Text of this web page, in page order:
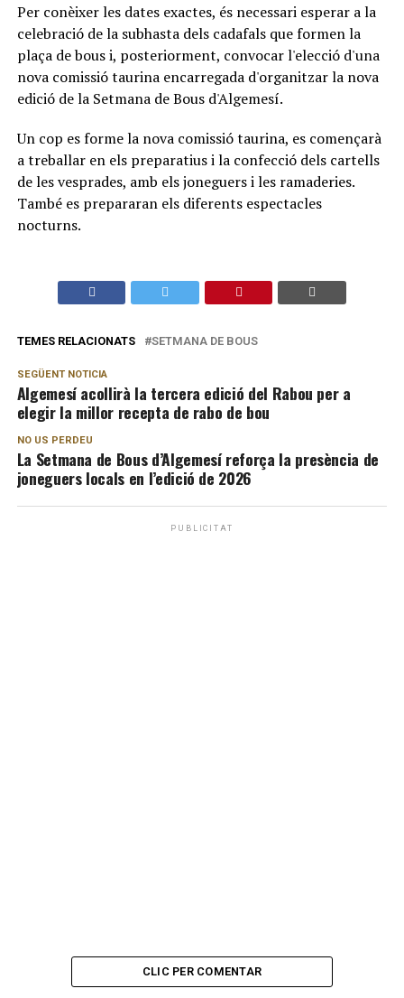
Per conèixer les dates exactes, és necessari esperar a la
celebració de la subhasta dels cadafals que formen la
plaça de bous i, posteriorment, convocar l'elecció d'una
nova comissió taurina encarregada d'organitzar la nova
edició de la Setmana de Bous d'Algemesí.
Un cop es forme la nova comissió taurina, es començarà
a treballar en els preparatius i la confecció dels cartells
de les vesprades, amb els joneguers i les ramaderies.
També es prepararan els diferents espectacles
nocturns.
TEMES RELACIONATS SETMANA DE BOUS
SEGÜENT NOTICIA
Algemesí acollirà la tercera edició del Rabou per a
elegir la millor recepta de rabo de bou
NO US PERDEU
La Setmana de Bous d’Algemesí reforça la presència de
joneguers locals en l’edició de 2026
PUBLICITAT
CLIC PER COMENTAR